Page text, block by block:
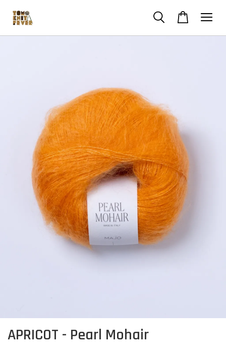
APRICOT - Pearl Mohair